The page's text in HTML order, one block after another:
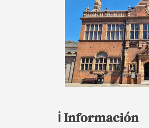
ℹ️ Información